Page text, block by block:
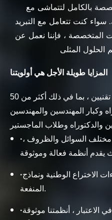
بالكامل لتتماشى مع
كنت تتعامل مع التبريد
المتخصصة ، فإننا نعمل عن
المزايا طويلة الأجل هي أولويتنا
توظف لونغهوا أكثر من خبراء تقنيين ، بما في ذلك أكثر من 50
وكبار المهندسين والمهندسين
·مختلف السوائل والظروف ،
·الاختراع الوطنية ونماذج
المنفعة.
·الاعتبار ، أنظمتنا موثوقة